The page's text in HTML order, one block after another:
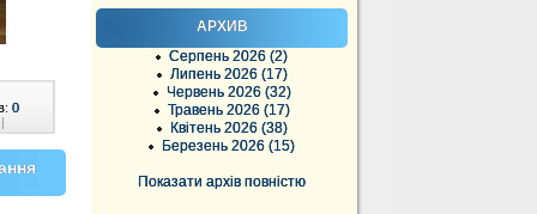
АРХИВ
Серпень 2026 (2)
Липень 2026 (17)
Червень 2026 (32)
Травень 2026 (17)
Квітень 2026 (38)
Березень 2026 (15)
Показати архів повністю
0
|